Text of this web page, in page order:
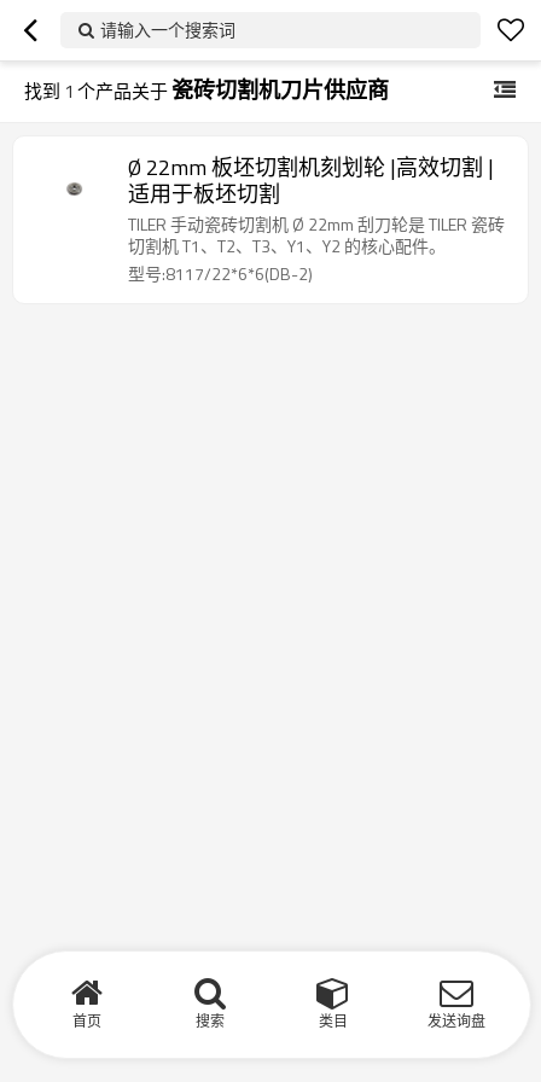
请输入一个搜索词
找到 1 个产品关于瓷砖切割机刀片供应商
Ø 22mm 板坯切割机刻划轮 |高效切割 |
适用于板坯切割
TILER 手动瓷砖切割机 Ø 22mm 刮刀轮是 TILER 瓷砖
切割机 T1、T2、T3、Y1、Y2 的核心配件。
型号:8117/22*6*6(DB-2)
首页 搜索 类目 发送询盘